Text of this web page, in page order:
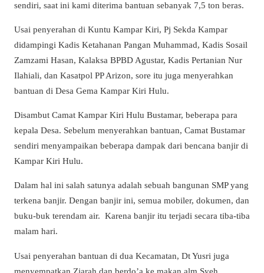
sendiri, saat ini kami diterima bantuan sebanyak 7,5 ton beras.
Usai penyerahan di Kuntu Kampar Kiri, Pj Sekda Kampar
didampingi Kadis Ketahanan Pangan Muhammad, Kadis Sosail
Zamzami Hasan, Kalaksa BPBD Agustar, Kadis Pertanian Nur
Ilahiali, dan Kasatpol PP Arizon, sore itu juga menyerahkan
bantuan di Desa Gema Kampar Kiri Hulu.
Disambut Camat Kampar Kiri Hulu Bustamar, beberapa para
kepala Desa. Sebelum menyerahkan bantuan, Camat Bustamar
sendiri menyampaikan beberapa dampak dari bencana banjir di
Kampar Kiri Hulu.
Dalam hal ini salah satunya adalah sebuah bangunan SMP yang
terkena banjir. Dengan banjir ini, semua mobiler, dokumen, dan
buku-buk terendam air. Karena banjir itu terjadi secara tiba-tiba
malam hari.
Usai penyerahan bantuan di dua Kecamatan, Dt Yusri juga
menyempatkan Ziarah dan berdo’a ke makan alm Syeh